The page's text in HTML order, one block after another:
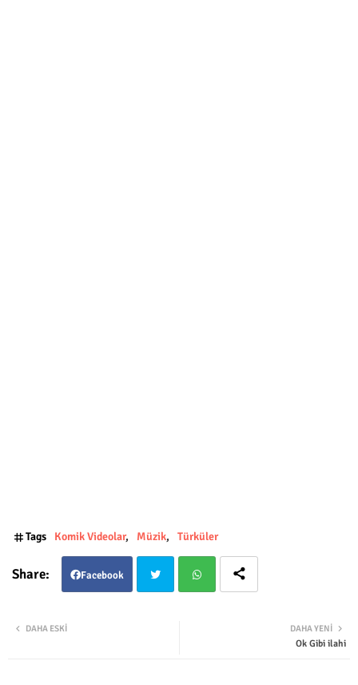
Tags Komik Videolar Müzik Türküler
Facebook
DAHA YENI
Ok Gibi ilahi
DAHA ESKI